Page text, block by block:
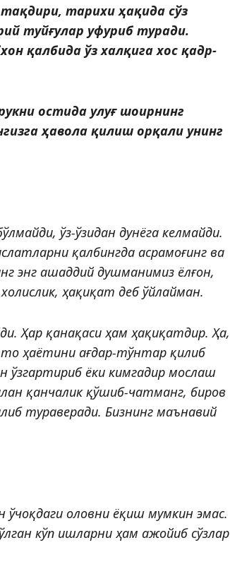
тарихи ҳақида сўз
туйғулар уфуриб туради.
қалбида ўз халқига хос қадр-
остида улуғ шоирнинг
ҳавола қилиш орқали унинг
ўз-ўзидан дунёга келмайди.
қалбингда асрамоғинг ва
энг ашаддий душманимиз ёлғон,
ҳақиқат деб ўйлайман.
Ҳар қанақаси ҳам ҳақиқатдир. Ҳа,
ҳаётини ағдар-тўнтар қилиб
ўзгартириб ёки кимгадир мослаш
қанчалик қўшиб-чатманг, биров
тураверади. Бизнинг маънавий
ўчоқдаги оловни ёқиш мумкин эмас.
кўп ишларни ҳам ажойиб сўзлар